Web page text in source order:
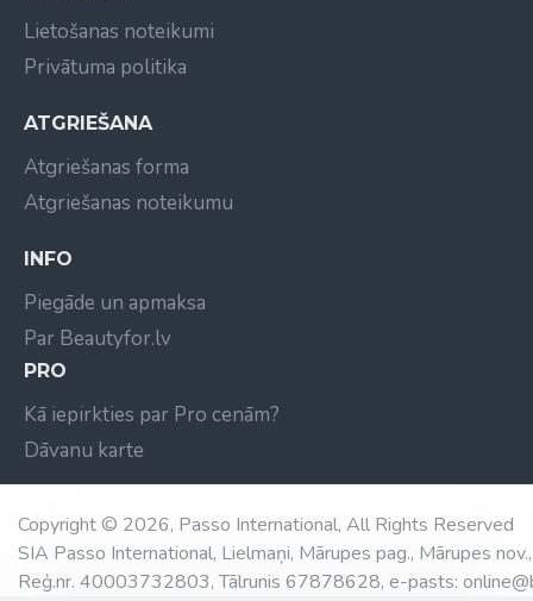
Lietošanas noteikumi
Privātuma politika
ATGRIEŠANA
Atgriešanas forma
Atgriešanas noteikumu
INFO
Piegāde un apmaksa
Par Beautyfor.lv
PRO
Kā iepirkties par Pro cenām?
Dāvanu karte
Copyright © 2026, Passo International, All Rights Reserved
SIA Passo International, Lielmaņi, Mārupes pag., Mārupes
Reģ.nr. 40003732803, Tālrunis 67878628, e-pasts: